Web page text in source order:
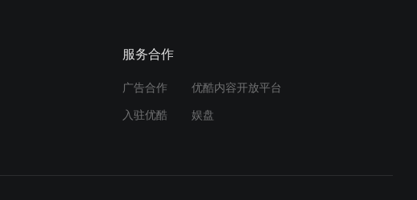
02:12
服务合作
广告合作 优酷内容开放平台
入驻优酷 娱盘